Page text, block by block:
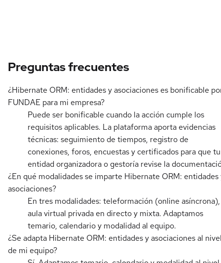
Preguntas frecuentes
¿Hibernate ORM: entidades y asociaciones es bonificable
FUNDAE para mi empresa?
Puede ser bonificable cuando la acción cumple los
requisitos aplicables. La plataforma aporta evidencias
técnicas: seguimiento de tiempos, registro de
conexiones, foros, encuestas y certificados para que tu
entidad organizadora o gestoría revise la
¿En qué modalidades se imparte Hibernate ORM: entidades
asociaciones?
En tres modalidades: teleformación (online asíncrona),
aula virtual privada en directo y mixta. Adaptamos
temario, calendario y modalidad al equipo.
¿Se adapta Hibernate ORM: entidades y asociaciones al
de mi equipo?